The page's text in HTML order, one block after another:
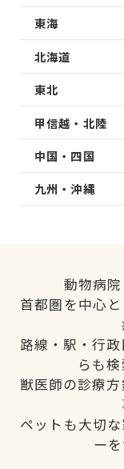
東海
北海道
東北
甲信越・北陸
中国・四国
九州・沖縄
動物病院
首都圏を中心
路線・駅・行
らも
獣医師の診療
ペットも大切
ー